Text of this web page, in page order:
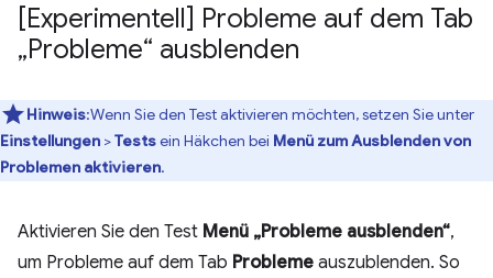
[Experimentell] Probleme auf dem Tab
„Probleme“ ausblenden
Hinweis:Wenn Sie den Test aktivieren möchten, setzen Sie unter
Einstellungen >Testsein Häkchen bei Menü zum Ausblenden von
Problemen aktivieren.
Aktivieren Sie den Test Menü „Probleme ausblenden“,
um Probleme auf dem Tab Probleme auszublenden. So